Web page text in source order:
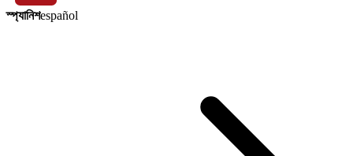
স্প্যানিশespañol